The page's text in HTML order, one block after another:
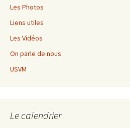
Les Photos
Liens utiles
Les Vidéos
On parle de nous
USVM
Le calendrier